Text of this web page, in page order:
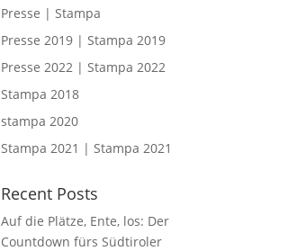
Presse | Stampa
Presse 2019 | Stampa 2019
Presse 2022 | Stampa 2022
Stampa 2018
stampa 2020
Stampa 2021 | Stampa 2021
Recent Posts
Auf die Plätze, Ente, los: Der
Countdown fürs Südtiroler